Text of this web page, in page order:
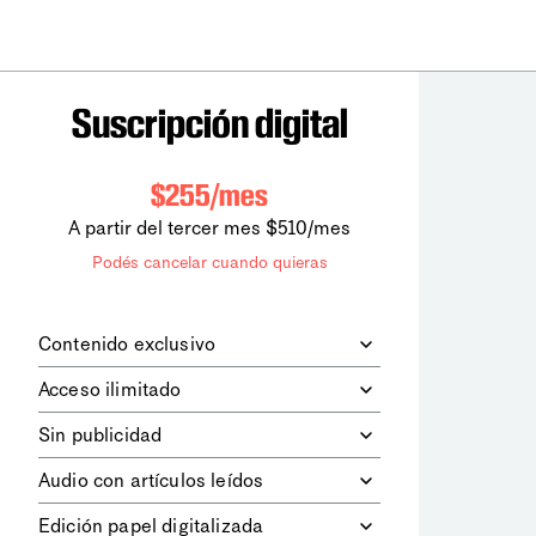
Suscripción digital
$255/mes
A partir del tercer mes $510/mes
Podés cancelar cuando quieras
Contenido exclusivo
digitales dela diaria
los contenidos de Le Monde
diplomatique.
Acceso ilimitado
contenidos.
Sin publicidad
publicitarios.
Audio con artículos leídos
Edición papel digitalizada